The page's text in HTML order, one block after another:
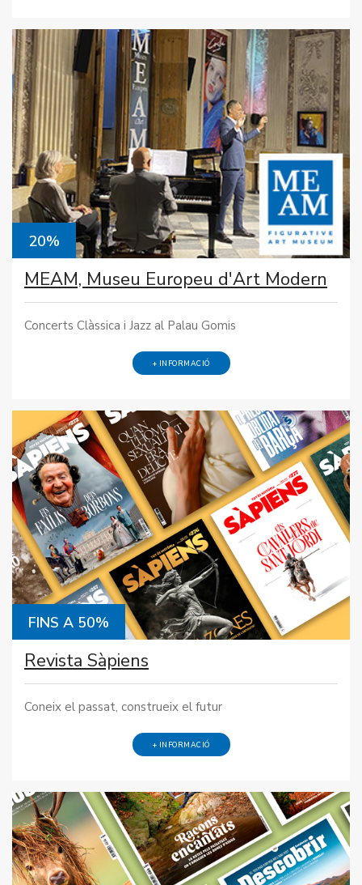
20%
MEAM, Museu Europeu d'Art Modern
Concerts Clàssica i Jazz al Palau Gomis
+ INFORMACIÓ
FINS A 50%
Revista Sàpiens
Coneix el passat, construeix el futur
+ INFORMACIÓ